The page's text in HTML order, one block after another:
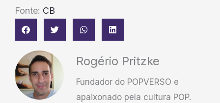
Fonte: CB
Rogério Pritzke
Fundador do POPVERSO e
apaixonado pela cultura POP.